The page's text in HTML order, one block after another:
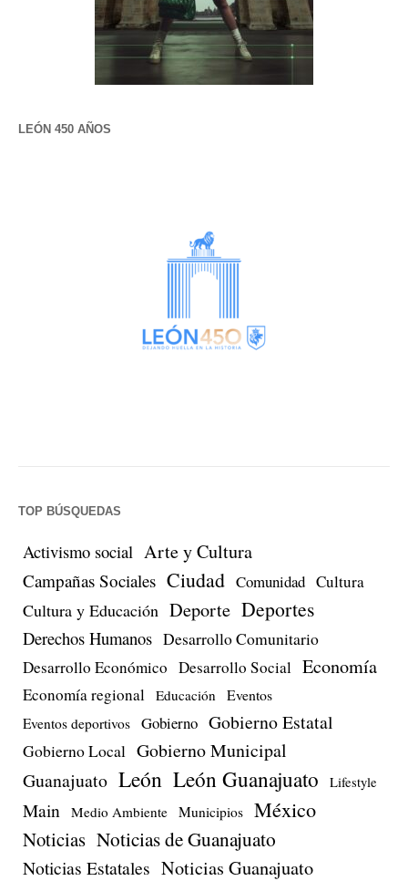
LEÓN 450 AÑOS
TOP BÚSQUEDAS
Activismo social Arte y Cultura
Campañas Sociales Ciudad Comunidad Cultura
Cultura y Educación Deporte Deportes
Derechos Humanos Desarrollo Comunitario
Desarrollo Económico Desarrollo Social Economía
Economía regional Educación Eventos
Eventos deportivos Gobierno Gobierno Estatal
Gobierno Local Gobierno Municipal
Guanajuato León León Guanajuato Lifestyle
Main Medio Ambiente Municipios México
Noticias Noticias de Guanajuato
Noticias Estatales Noticias Guanajuato